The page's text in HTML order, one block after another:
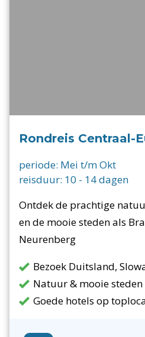
Rondreis Centraal-
periode: Mei t/m Okt
reisduur: 10 - 14dagen
Ontdek de prachtige
en de mooie steden als
Neurenberg
Bezoek Duitsland,
Natuur & mooie steden
Goede hotels op